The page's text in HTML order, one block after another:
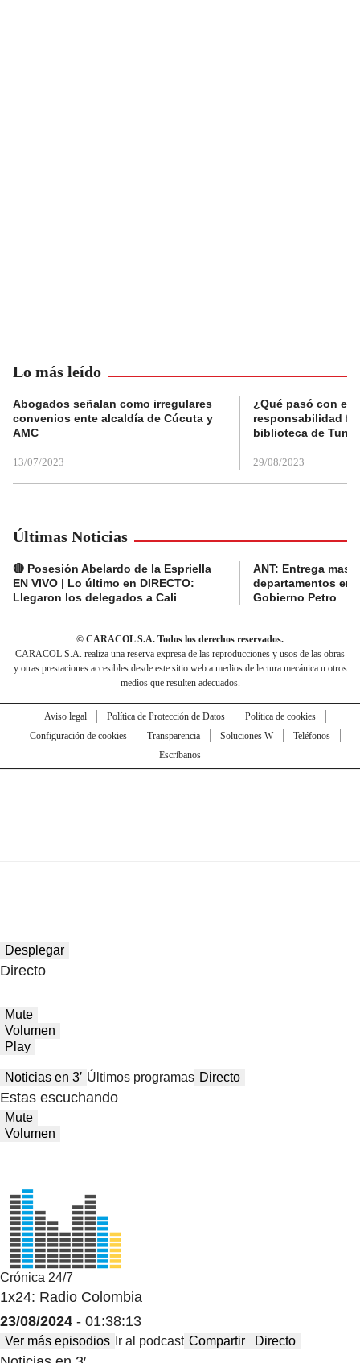
Lo más leído
Abogados señalan como irregulares
convenios ente alcaldía de Cúcuta y
AMC
13/07/2023
¿Qué pasó con el
responsabilidad
biblioteca de
29/08/2023
Últimas Noticias
🔴 Posesión Abelardo de la Espriella
EN VIVO | Lo último en DIRECTO:
Llegaron los delegados a Cali
ANT: Entrega
departamentos en
Gobierno Petro
© CARACOL S.A. Todos los derechos reservados.
CARACOL S.A. realiza una reserva expresa de las reproducciones y usos de las obras
y otras prestaciones accesibles desde este sitio web a medios de lectura mecánica u otros
medios que resulten adecuados.
Aviso legal Política de Protección de Datos
Política de cookies
Configuración de cookies
Transparencia Soluciones W
Teléfonos
Escríbanos
Desplegar
Directo
Mute
Volumen
Play
Noticias en 3′ Últimos programas Directo
Estas escuchando
Mute
Volumen
Crónica 24/7
1x24: Radio Colombia
23/08/2024 - 01:38:13
Ver más episodios Ir al podcast Compartir Directo